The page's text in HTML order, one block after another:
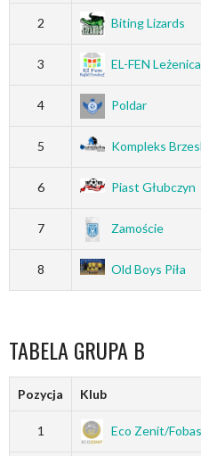
2 Biting Lizards
3 EL-FEN Leżenica
4 Poldar
5 Kompleks
6 Piast Głubczyn
7 Zamoście
8 Old Boys Piła
TABELA GRUPA B
Pozycja Klub
1 Eco Zenit/Fobas